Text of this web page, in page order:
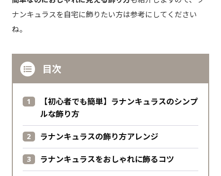
ナンキュラスを自宅に飾りたい方は参考にしてください
ね。
目次
【初心者でも簡単】ラナンキュラスのシンプ
ルな飾り方
ラナンキュラスの飾り方アレンジ
ラナンキュラスをおしゃれに飾るコツ